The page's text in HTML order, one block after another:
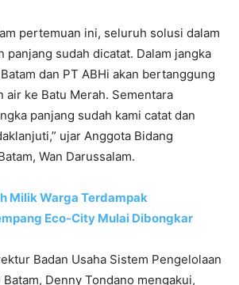
pertemuan ini, seluruh solusi dalam
panjang sudah dicatat. Dalam jangka
dan PT ABHi akan bertanggung
air ke Batu Merah. Sementara
panjang sudah kami catat dan
ujar Anggota Bidang
Wan Darussalam.
Milik Warga Terdampak
Eco-City Mulai Dibongkar
Badan Usaha Sistem Pengelolaan
Denny Tondano mengakui,